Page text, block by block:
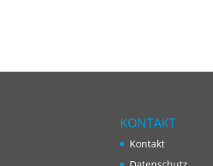
KONTAKT
Kontakt